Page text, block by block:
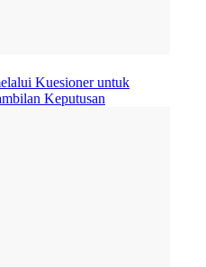
Kuesioner untuk
Keputusan